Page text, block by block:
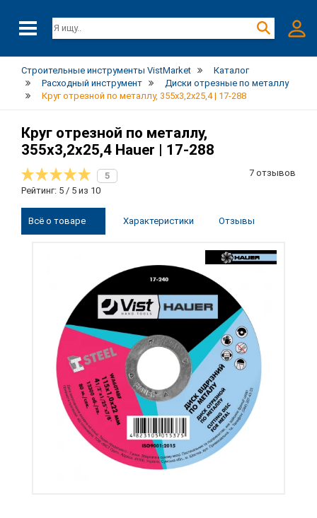
Строительные инструменты VistMarket
Каталог
Расходный инструмент
Диски отрезные по металлу
Круг отрезной по металлу, 355х3,2х25,4 | 17-288
Круг отрезной по металлу,
355х3,2х25,4 Hauer | 17-288
5
Рейтинг: 5 / 5 из 10
7 отзывов
Всё о товаре Характеристики Отзывы